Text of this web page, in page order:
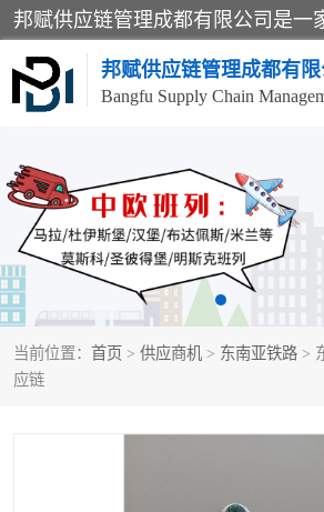
邦赋供应链管理成都有限
当前位置： 首页 > 供应商机 > 东南亚铁路 >
应链
进出口门到门 成都
国际汽运 国际
食品进口物流清关 南美